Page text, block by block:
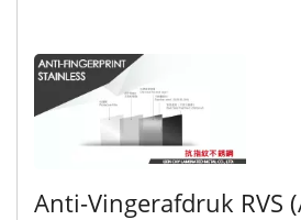
Anti-Vingerafdruk RVS